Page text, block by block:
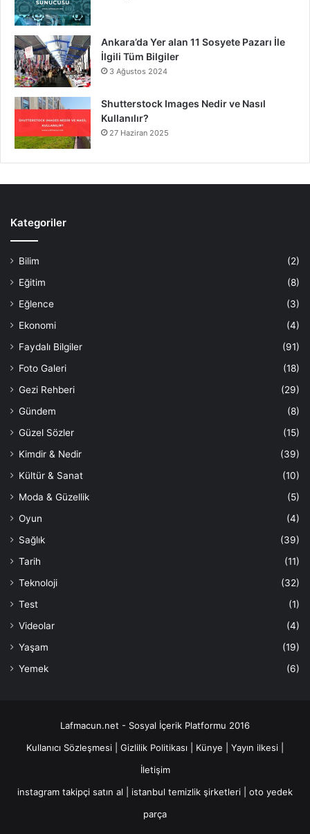
Ankara’da Yer alan 11 Sosyete Pazarı İle
İlgili Tüm Bilgiler
3 Ağustos 2024
Shutterstock Images Nedir ve Nasıl
Kullanılır?
27 Haziran 2025
Kategoriler
Bilim
(2)
Eğitim
(8)
Eğlence
(3)
Ekonomi
(4)
Faydalı Bilgiler
(91)
Foto Galeri
(18)
Gezi Rehberi
(29)
Gündem
(8)
Güzel Sözler
(15)
Kimdir & Nedir
(39)
Kültür & Sanat
(10)
Moda & Güzellik
(5)
Oyun
(4)
Sağlık
(39)
Tarih
(11)
Teknoloji
(32)
Test
(1)
Videolar
(4)
Yaşam
(19)
Yemek
(6)
Lafmacun.net - Sosyal İçerik Platformu 2016
Kullanıcı Sözleşmesi
Gizlilik Politikası Künye Yayın ilkesi
İletişim
instagram takipçi satın al
istanbul temizlik şirketleri
oto yedek
parça